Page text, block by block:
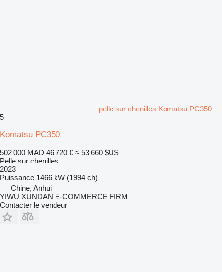
pelle sur chenilles Komatsu PC350
5
Komatsu PC350
502 000 MAD 46 720 € ≈ 53 660 $US
Pelle sur chenilles
2023
Puissance 1466 kW (1994 ch)
Chine, Anhui
YIWU XUNDAN E-COMMERCE FIRM
Contacter le vendeur